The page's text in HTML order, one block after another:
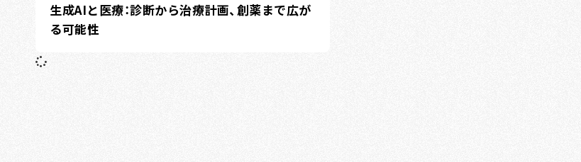
生成AIと医療：診断から治療計画、創薬まで広が
る可能性